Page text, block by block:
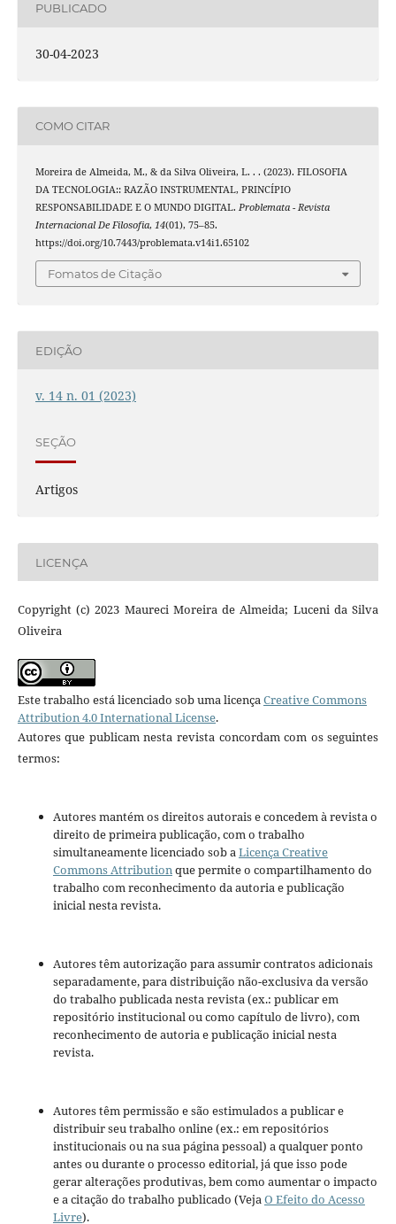
PUBLICADO
30-04-2023
COMO CITAR
Moreira de Almeida, M., & da Silva Oliveira, L. . . (2023). FILOSOFIA
DA TECNOLOGIA:: RAZÃO INSTRUMENTAL, PRINCÍPIO
RESPONSABILIDADE E O MUNDO DIGITAL. Problemata - Revista
Internacional De Filosofia, 14(01), 75–85.
https://doi.org/10.7443/problemata.v14i1.65102
Fomatos de Citação
EDIÇÃO
v. 14 n. 01 (2023)
SEÇÃO
Artigos
LICENÇA
Copyright (c) 2023 Maureci Moreira de Almeida; Luceni da Silva
Oliveira
Este trabalho está licenciado sob uma licençaCreative Commons
Attribution 4.0 International License.
Autores que publicam nesta revista concordam com os seguintes
termos:
Autores mantém os direitos autorais e concedem à revista o
direito de primeira publicação, com o trabalho
simultaneamente licenciado sob aLicença Creative
Commons Attributionque permite o compartilhamento do
trabalho com reconhecimento da autoria e publicação
inicial nesta revista.
Autores têm autorização para assumir contratos adicionais
separadamente, para distribuição não-exclusiva da versão
do trabalho publicada nesta revista (ex.: publicar em
repositório institucional ou como capítulo de livro), com
reconhecimento de autoria e publicação inicial nesta
revista.
Autores têm permissão e são estimulados a publicar e
distribuir seu trabalho online (ex.: em repositórios
institucionais ou na sua página pessoal) a qualquer ponto
antes ou durante o processo editorial, já que isso pode
gerar alterações produtivas, bem como aumentar o impacto
e a citação do trabalho publicado (VejaO Efeito do Acesso
Livre).